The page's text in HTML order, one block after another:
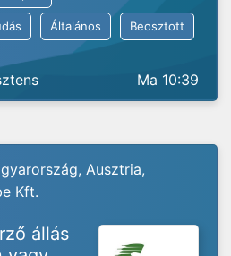
Általános Beosztott
Ma 10:39
Ausztria,
Kft.
állás